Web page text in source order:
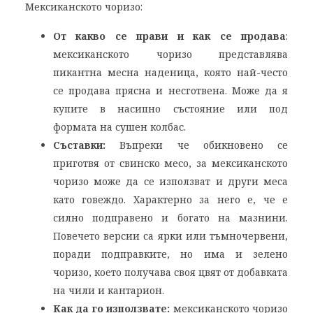
Мексиканското чоризо:
От какво се прави и как се продава:
мексиканското чоризо представлява
пикантна месна наденица, която най-често
се продава прясна и несготвена. Може да я
купите в насипно състояние или под
формата на сушен колбас.
Съставки: Въпреки че обикновено се
приготвя от свинско месо, за мексиканското
чоризо може да се използват и други меса
като говеждо. Характерно за него е, че е
силно подправено и богато на мазнини.
Повечето версии са ярки или тъмночервени,
поради подправките, но има и зелено
чоризо, което получава своя цвят от добавката
на чили и кантарион.
Как да го използвате: мексиканското чоризо